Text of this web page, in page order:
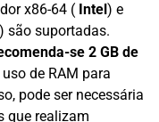
x86-64 ( Intel) e
) são suportadas.
se 2 GB de
de RAM para
pode ser necessária
que realizam